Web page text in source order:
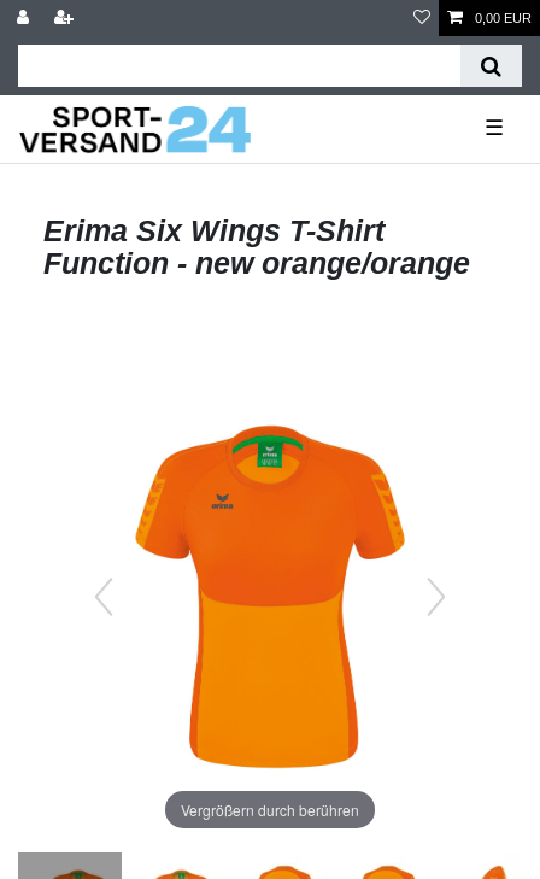
0,00 EUR
☰
Erima Six Wings T-Shirt
Function - new orange/orange
Vergrößern durch berühren